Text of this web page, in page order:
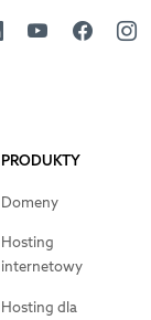
PRODUKTY
Domeny
Hosting
internetowy
Hosting dla